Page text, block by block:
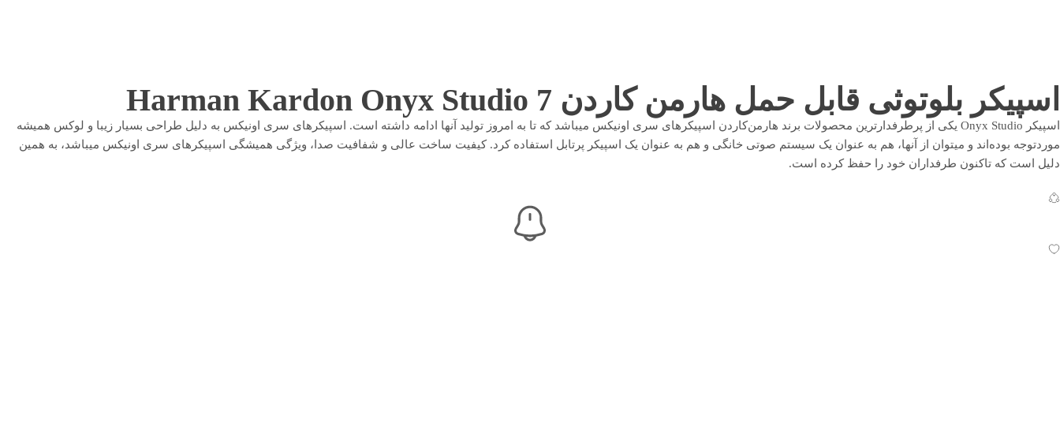
اسپیکر بلوتوثی قابل حمل هارمن کاردن Harman Kardon Onyx Studio 7
اسپیکر Onyx Studio یکی از پر‌طرفدار‌ترین محصولات برند هارمن‌کاردن اسپیکرهای سری اونیکس میباشد که تا به امروز تولید آنها ادامه داشته است. اسپیکر‌های سری اونیکس به دلیل طراحی بسیار زیبا و لوکس همیشه
مورد‌‌توجه بوده‌اند و میتوان از آنها، هم به عنوان یک سیستم صوتی خانگی و هم به عنوان یک اسپیکر پرتابل استفاده کرد. کیفیت ساخت عالی و شفافیت صدا، ویژگی همیشگی اسپیکرهای سری اونیکس میباشد، به همین
دلیل است که تاکنون طرفداران خود را حفظ کرده است.